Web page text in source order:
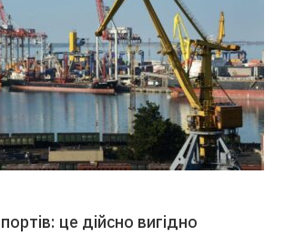
це дійсно вигідно